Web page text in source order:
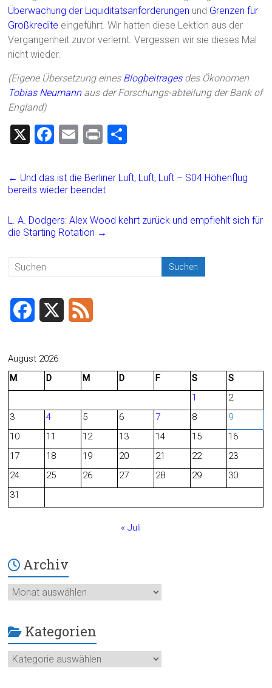
Überwachung der Liquiditätsanforderungen und Grenzen für
Großkredite eingeführt. Wir hatten diese Lektion aus der
Vergangenheit zuvor verlernt. Vergessen wir sie dieses Mal
nicht wieder.
(Eigene Übersetzung eines Blogbeitragesdes Ökonomen
Tobias Neumannaus der Forschungs-abteilung der Bank of
England)
X
F
ce
b
o
ok
E
ai
l
Pr
t
e
← Und das ist die Berliner Luft, Luft, Luft – S04 Höhenflug
bereits wieder beendet
L. A. Dodgers: Alex Wood kehrt zurück und empfiehlt sich für
die Starting Rotation →
c
b
o
August 2026
M
D M D F S
S
1
2
3
4 5 6 7 8
9
10
11 12 13 14 15
16
17
18 19 20 21 22
23
24
25 26 27 28 29
30
31
« Juli
Archiv
Archiv
Kategorien
Kategorien